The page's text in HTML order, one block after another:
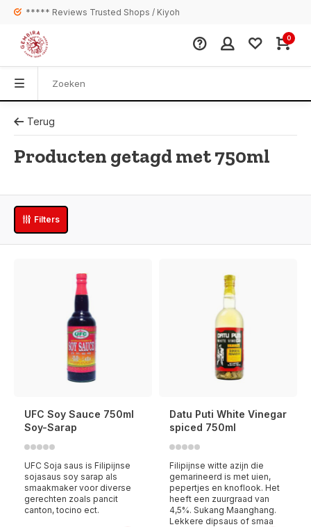
***** Reviews Trusted Shops / Kiyoh
0
Terug
Producten getagd met 750ml
Filters
UFC Soy Sauce 750ml
Soy-Sarap
UFC Soja saus is Filipijnse
sojasaus soy sarap als
smaakmaker voor diverse
gerechten zoals pancit
canton, tocino ect.
Datu Puti White Vinegar
spiced 750ml
Filipijnse witte azijn die
gemarineerd is met uien,
pepertjes en knoflook. Het
heeft een zuurgraad van
4,5%. Sukang Maanghang.
Lekkere dipsaus of smaa